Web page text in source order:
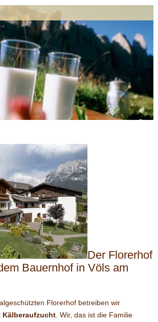
Der Florerhof
Bauernhof in Völs am
Florerhof betreiben wir
. Wir, das ist die Familie